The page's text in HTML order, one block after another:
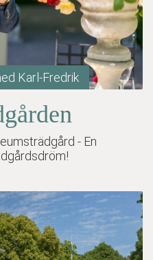
Karl-Fredrik
- En